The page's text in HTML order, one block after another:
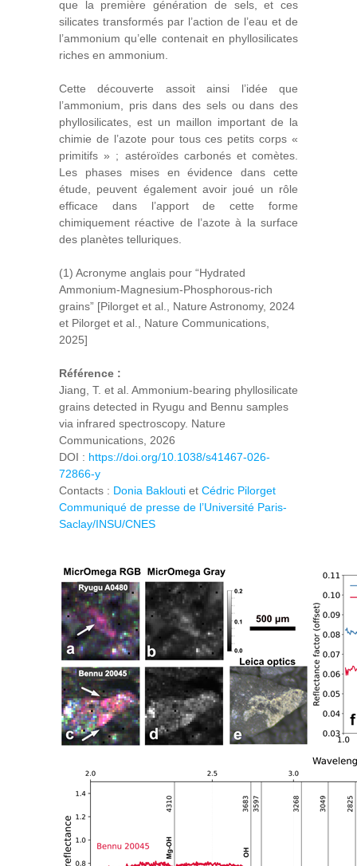
que la première génération de sels, et ces
silicates transformés par l’action de l’eau et de
l’ammonium qu’elle contenait en phyllosilicates
riches en ammonium.
Cette découverte assoit ainsi l’idée que
l’ammonium, pris dans des sels ou dans des
phyllosilicates, est un maillon important de la
chimie de l’azote pour tous ces petits corps «
primitifs » ; astéroïdes carbonés et comètes.
Les phases mises en évidence dans cette
étude, peuvent également avoir joué un rôle
efficace dans l’apport de cette forme
chimiquement réactive de l’azote à la surface
des planètes telluriques.
(1) Acronyme anglais pour “Hydrated
Ammonium-Magnesium-Phosphorous-rich
grains” [Pilorget et al., Nature Astronomy, 2024
et Pilorget et al., Nature Communications,
2025]
Référence :
Jiang, T. et al. Ammonium-bearing phyllosilicate
grains detected in Ryugu and Bennu samples
via infrared spectroscopy. Nature
Communications, 2026
DOI : https://doi.org/10.1038/s41467-026-
72866-y
Contacts : Donia Baklouti et Cédric Pilorget
Communiqué de presse de l’Université Paris-
Saclay/INSU/CNES